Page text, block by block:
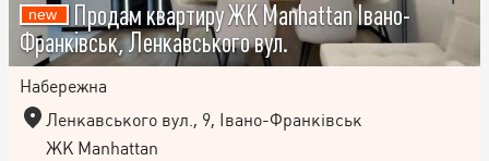
Продам квартиру ЖК Manhattan Івано-
Франківськ, Ленкавського вул.
Набережна
Ленкавського вул., 9, Івано-Франківськ
ЖК Manhattan